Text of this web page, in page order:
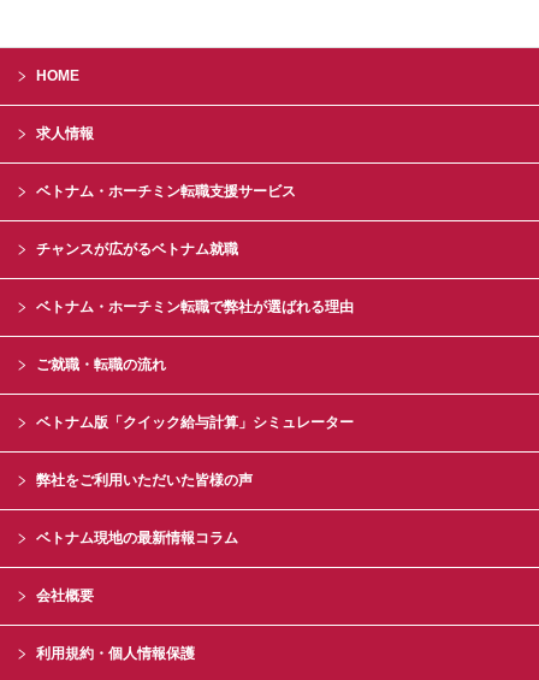
HOME
求人情報
ベトナム・ホーチミン転職支援サービス
チャンスが広がるベトナム就職
ベトナム・ホーチミン転職で弊社が選ばれる理由
ご就職・転職の流れ
ベトナム版「クイック給与計算」シミュレーター
弊社をご利用いただいた皆様の声
ベトナム現地の最新情報コラム
会社概要
利用規約・個人情報保護